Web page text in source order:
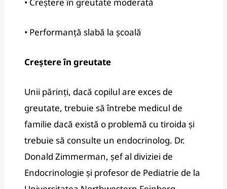
• Performanță slabă la școală
Creștere în greutate
Unii părinți, dacă copilul are exces de
greutate, trebuie să întrebe medicul de
familie dacă există o problemă cu tiroida și
trebuie să consulte un endocrinolog. Dr.
Donald Zimmerman, șef al diviziei de
Endocrinologie și profesor de Pediatrie de la